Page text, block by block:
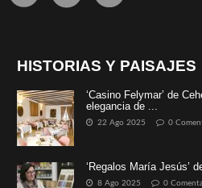
HISTORIAS Y PAISAJES
‘Casino Felymar’ de
elegancia de ...
22 Ago 2025 0
‘Regalos María Jesús’
8 Ago 2025 0